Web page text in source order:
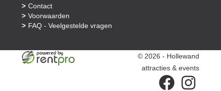
Contact
Voorwaarden
FAQ - Veelgestelde vragen
© 2026 - Hollewand
attracties & events
facebookinstagram